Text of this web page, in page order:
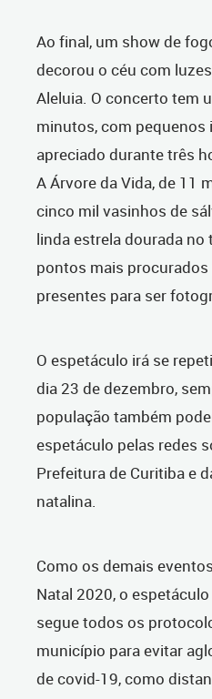
Ao final, um show de
decorou o céu com
Aleluia. O concerto tem
minutos, com pequenos
apreciado durante três
A Árvore da Vida, de 11
cinco mil vasinhos de
linda estrela dourada
pontos mais
presentes para ser
O espetáculo irá se
dia 23 de dezembro,
população também
espetáculo pelas redes
Prefeitura de Curitiba e
natalina.
Como os demais
Natal 2020, o
segue todos os
município para evitar
de covid-19, como